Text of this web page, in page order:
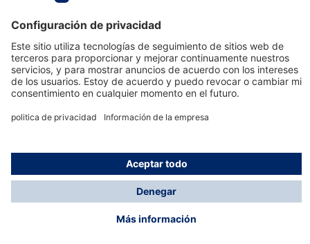
Servicio de atención al cliente de Dräger
Ayuda
Información
© Dräger Hispania S.A.U., 2024
*Todos los precios no incluyen IVA y posibles gastos
de envío, salvo que indique lo contrario